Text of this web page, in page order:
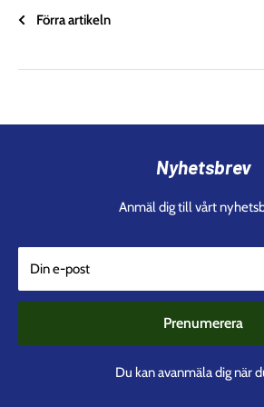
Förra artikeln
Nyhetsbrev
Anmäl dig till vårt
Din e-post
Prenumerera
Du kan avanmäla dig när